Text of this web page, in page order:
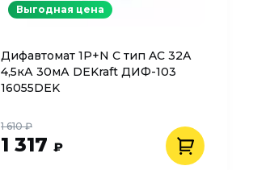
Дифавтомат 1P+N C тип AC 32А
4,5кА 30мА DEKraft ДИФ-103
16055DEK
1 317 ₽
1 610 ₽
Выгодная цена